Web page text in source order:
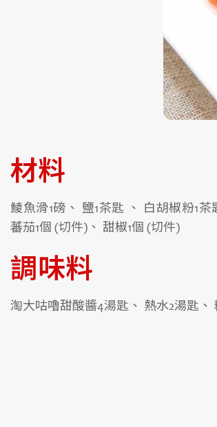
材料
鯪魚滑1磅、 鹽1茶匙 、 白胡椒粉1
蕃茄1個 (切件)、 甜椒1個 (切件)
調味料
淘大咕嚕甜酸醬4湯匙、 熱水2湯匙、